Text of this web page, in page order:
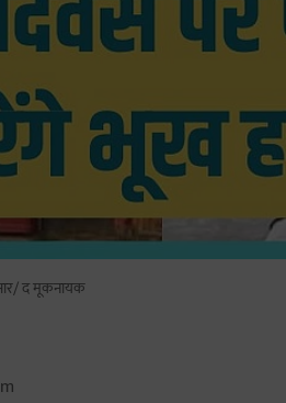
द मूकनायक